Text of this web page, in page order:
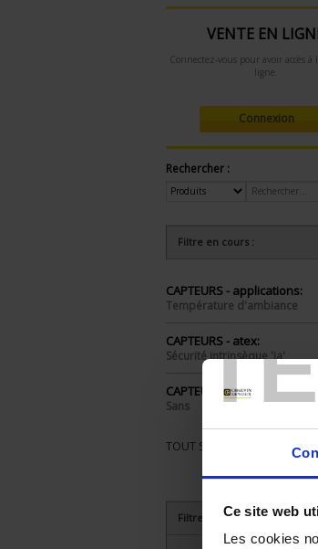
Ce site web
Les cookies
VENTE EN
Connectez-vous pour avoir accès à
ligne.
Connexion
Rechercher :
Filtre en cours :
CAPTEURS - applications:
Température d'ambiance
CAPTEURS - atex:
Sécurité intrinsèque 'ia'
CAPTEURS - protecteur:
Sans
TOUT SUPPRIMER
Filtrer les produits par